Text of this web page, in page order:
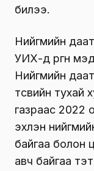
билээ.
Нийгмийн
УИХ-д өргөн
Нийгмийн
төсвийн тухай
газраас 2022
эхлэн
байгаа болон
авч байгаа